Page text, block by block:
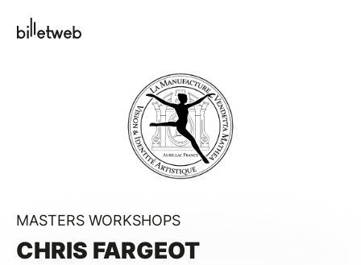
MASTERS WORKSHOPS
CHRIS FARGEOT